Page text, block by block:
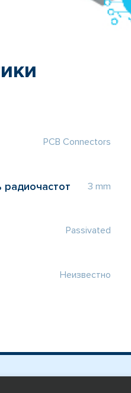
PCB Connectors
3 mm
Passivated
Неизвестно